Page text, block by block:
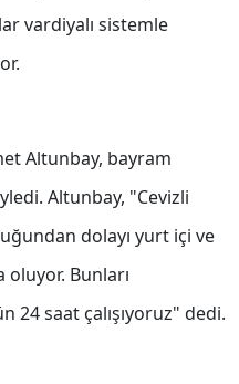
vardiyalı sistemle
Altunbay, bayram
Altunbay, "Cevizli
dolayı yurt içi ve
oluyor. Bunları
24 saat çalışıyoruz" dedi.